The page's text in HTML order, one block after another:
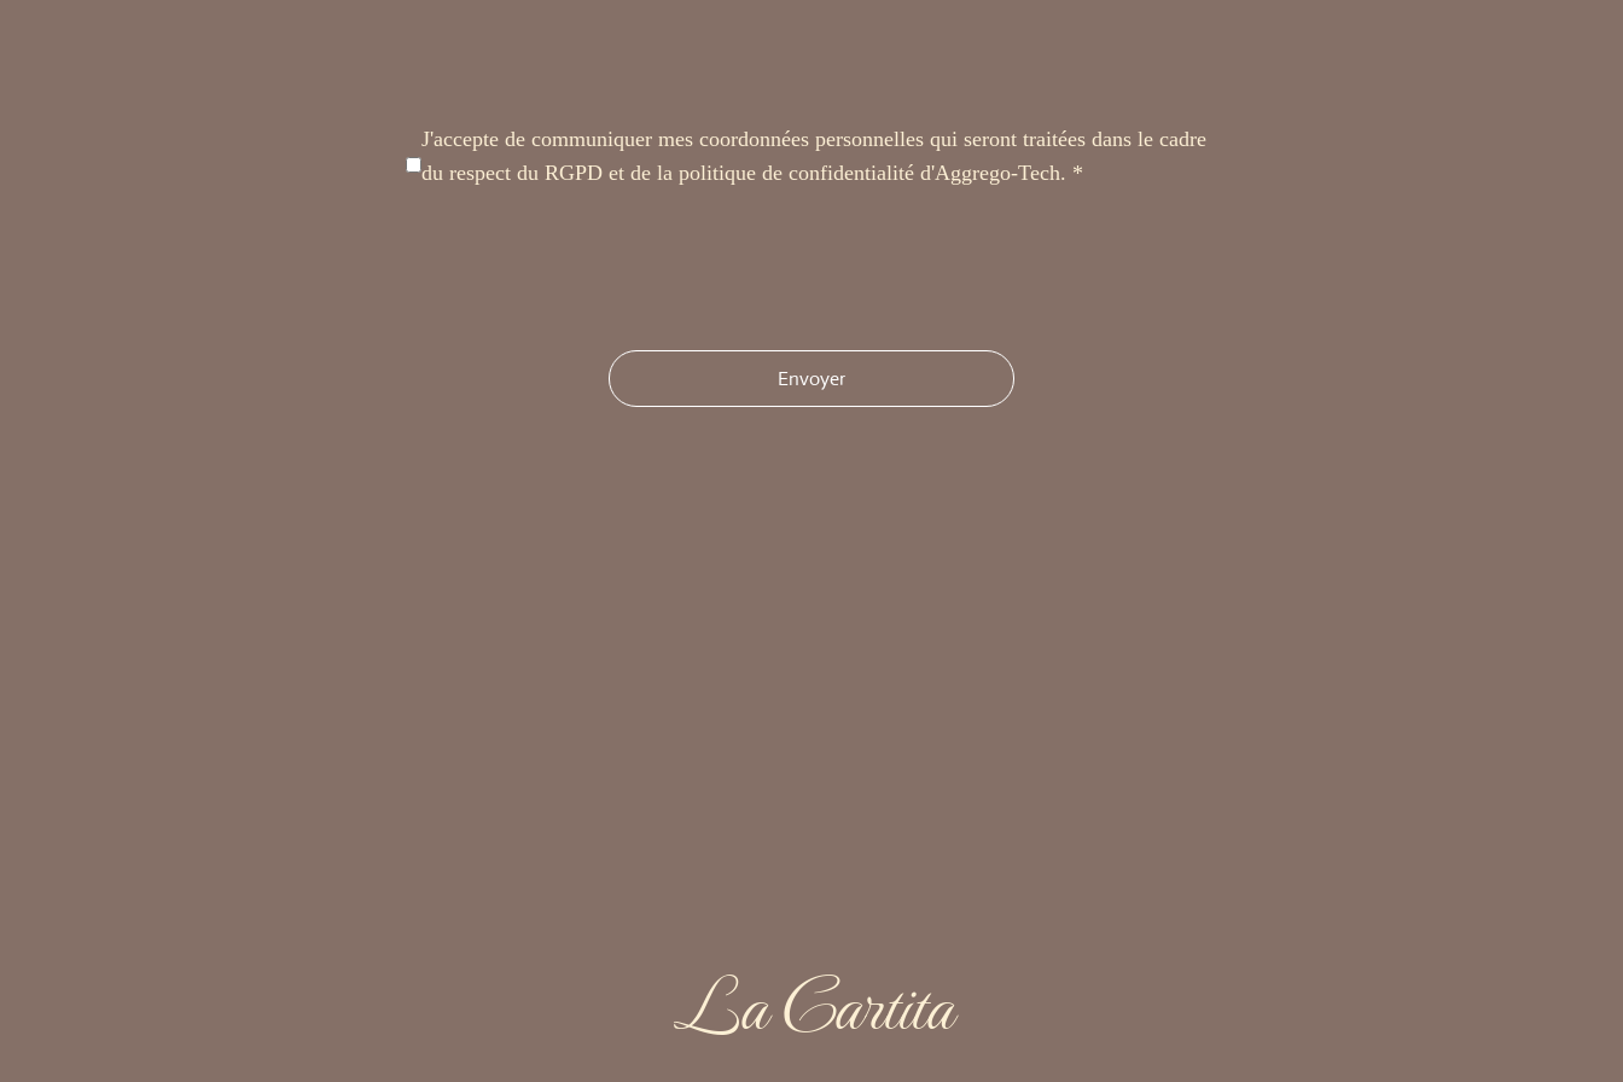
J'accepte de communiquer mes coordonnées personnelles qui seront traitées dans le cadre
du respect du RGPD et de la politique de confidentialité d'Aggrego-Tech. *
Envoyer
La Cartita